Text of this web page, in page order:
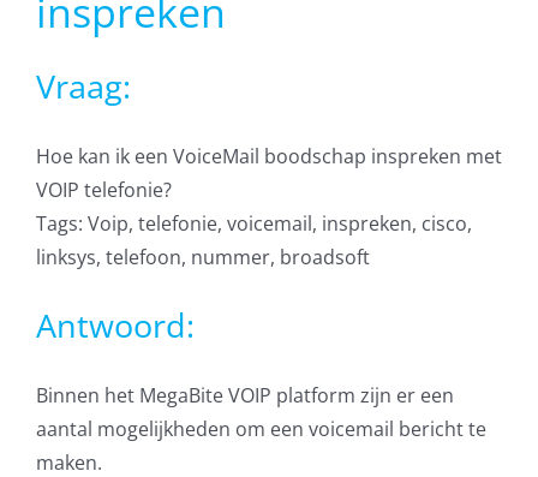
AVG
Office365
Glasvezelverbindingen
Microsoft software licenties
WordPress SLA Contract
inspreken
Vraag:
Hoe kan ik een VoiceMail boodschap inspreken met
VOIP telefonie?
Tags: Voip, telefonie, voicemail, inspreken, cisco,
linksys, telefoon, nummer, broadsoft
Antwoord:
Binnen het MegaBite VOIP platform zijn er een
aantal mogelijkheden om een voicemail bericht te
maken.